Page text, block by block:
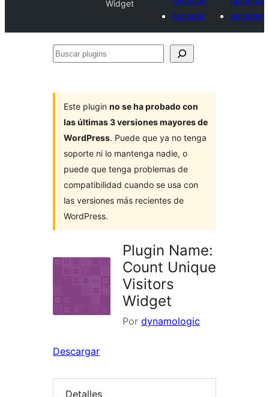
Widget
Acceder
Acceder
Buscar
Este plugin no se ha probado con
las últimas 3 versiones mayores de
WordPress. Puede que ya no tenga
soporte ni lo mantenga nadie, o
puede que tenga problemas de
compatibilidad cuando se usa con
las versiones más recientes de
WordPress.
Plugin Name:
Count Unique
Visitors
Widget
Por dynamologic
Descargar
Detalles